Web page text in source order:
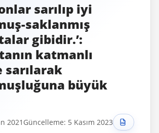
sarılıp iyi
saklanmış
gibidir.’:
katmanlı
sarılarak
büyük
2021 Güncelleme: 5 Kasım 2023